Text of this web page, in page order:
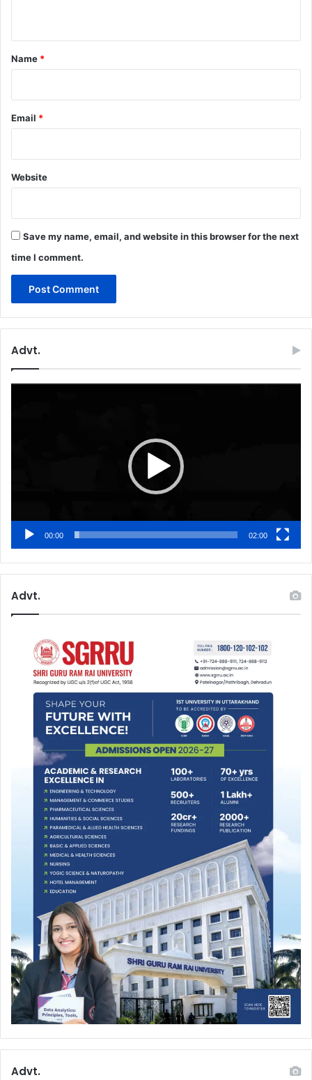
*
Name *
Email *
Website
Save my name, email, and website in this browser for the next
time I comment.
Advt.
00:00 02:00
Advt.
Advt.